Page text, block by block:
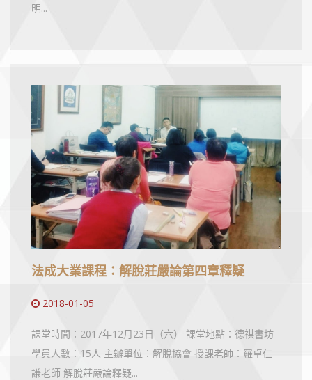
明...
法成大業課程：解脫莊嚴論第四章釋疑
2018-01-05
課堂時間：2017年12月23日（六） 課堂地點：德祺書坊
學員人數：15人 主辦單位：解脫協會 授課老師：羅卓仁
謙老師 解脫莊嚴論釋疑...